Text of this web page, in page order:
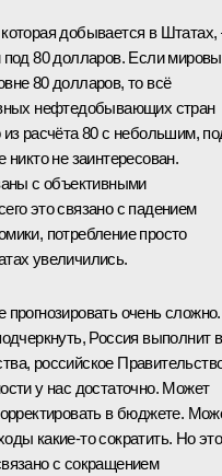
добывается в Штатах,
под 80 долларов. Если
80 долларов, то всё
нефтедобывающих стран
из расчёта 80 с небольшим,
не заинтересован.
с объективными
это связано с падением
потребление просто
увеличились.
очень сложно.
Россия выполнит
российское
у нас достаточно. Может
в бюджете.
какие‑то сократить. Но это
с сокращением